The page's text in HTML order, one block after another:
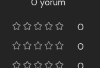
0
0